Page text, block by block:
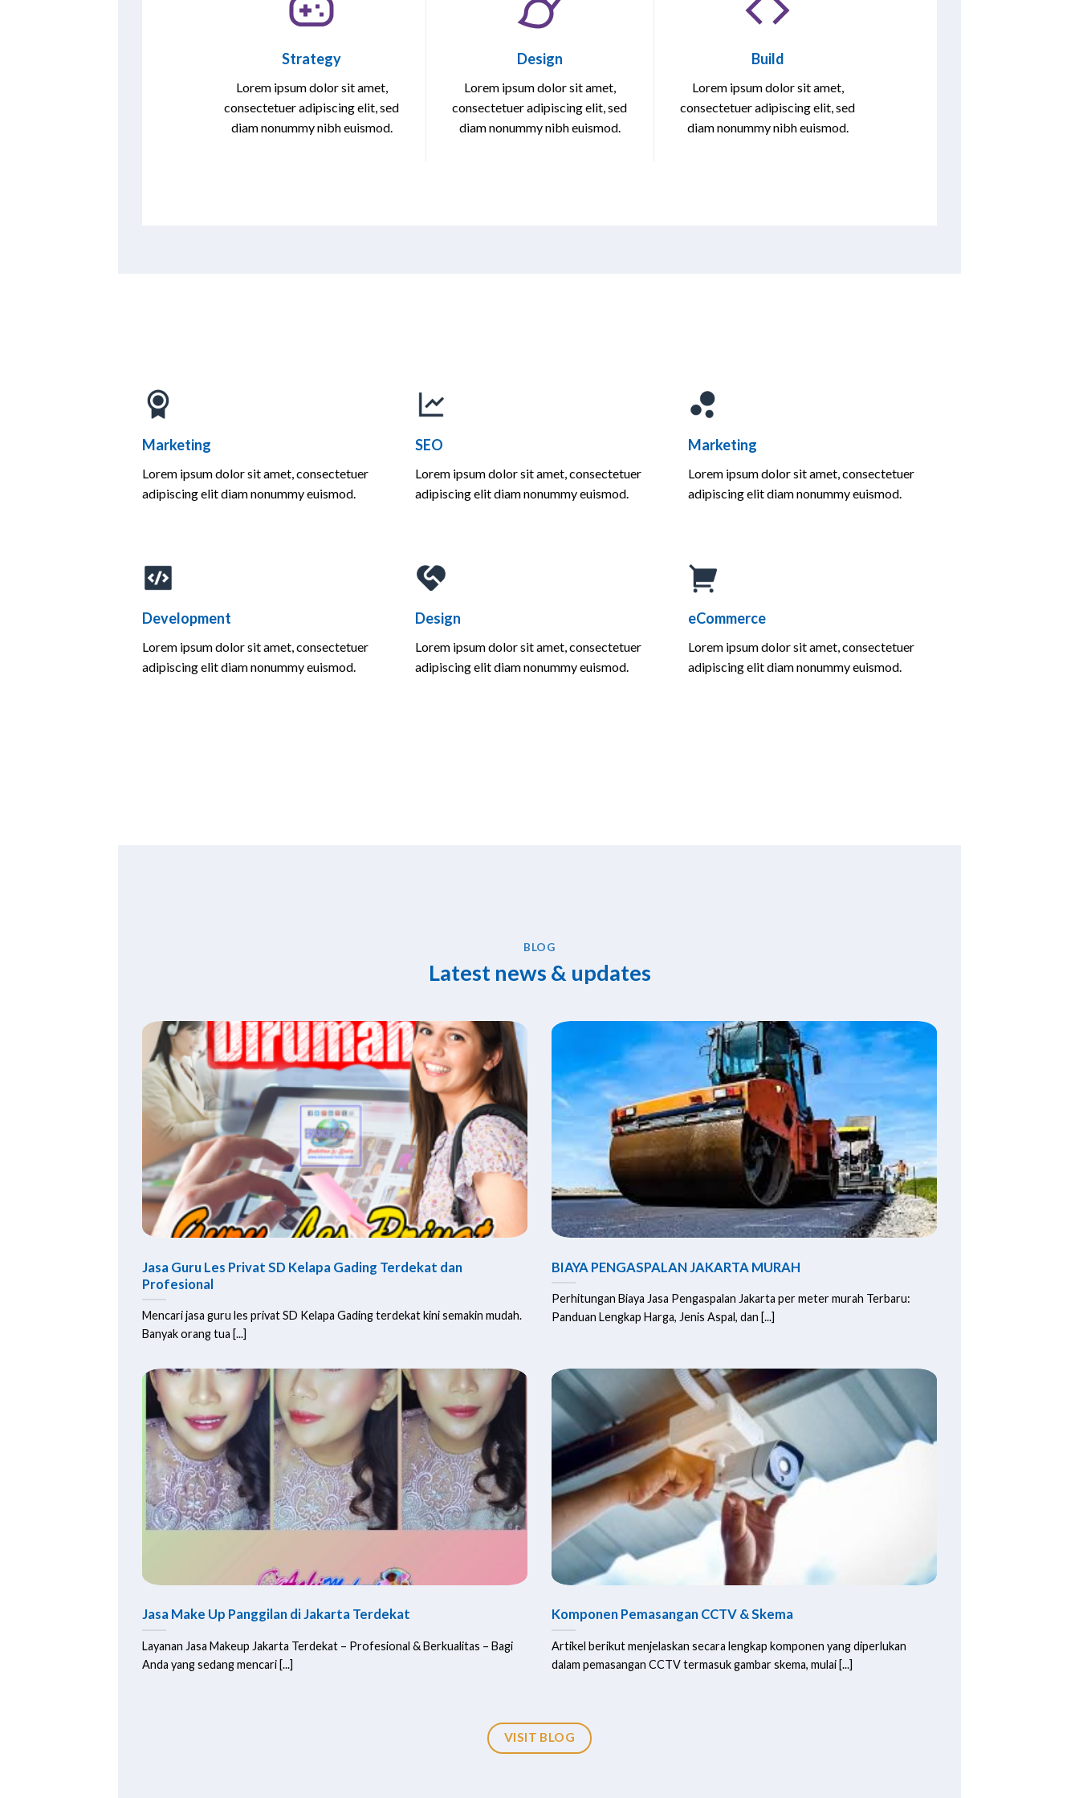
Strategy
Lorem ipsum dolor sit amet,
consectetuer adipiscing elit, sed
diam nonummy nibh euismod.
Design
Lorem ipsum dolor sit amet,
consectetuer adipiscing elit, sed
diam nonummy nibh euismod.
Build
Lorem ipsum dolor sit amet,
consectetuer adipiscing elit, sed
diam nonummy nibh euismod.
Marketing
Lorem ipsum dolor sit amet, consectetuer
adipiscing elit diam nonummy euismod.
SEO
Lorem ipsum dolor sit amet, consectetuer
adipiscing elit diam nonummy euismod.
Marketing
Lorem ipsum dolor sit amet, consectetuer
adipiscing elit diam nonummy euismod.
Development
Lorem ipsum dolor sit amet, consectetuer
adipiscing elit diam nonummy euismod.
Design
Lorem ipsum dolor sit amet, consectetuer
adipiscing elit diam nonummy euismod.
eCommerce
Lorem ipsum dolor sit amet, consectetuer
adipiscing elit diam nonummy euismod.
BLOG
Latest news & updates
Jasa Guru Les Privat SD Kelapa Gading Terdekat dan
Profesional
Mencari jasa guru les privat SD Kelapa Gading terdekat kini semakin mudah.
Banyak orang tua [...]
BIAYA PENGASPALAN JAKARTA MURAH
Perhitungan Biaya Jasa Pengaspalan Jakarta per meter murah Terbaru:
Panduan Lengkap Harga, Jenis Aspal, dan [...]
Jasa Make Up Panggilan di Jakarta Terdekat
Layanan Jasa Makeup Jakarta Terdekat – Profesional & Berkualitas – Bagi
Anda yang sedang mencari [...]
Komponen Pemasangan CCTV & Skema
Artikel berikut menjelaskan secara lengkap komponen yang diperlukan
dalam pemasangan CCTV termasuk gambar skema, mulai [...]
VISIT BLOG